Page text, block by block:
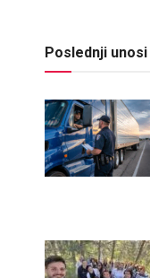
Poslednji unosi